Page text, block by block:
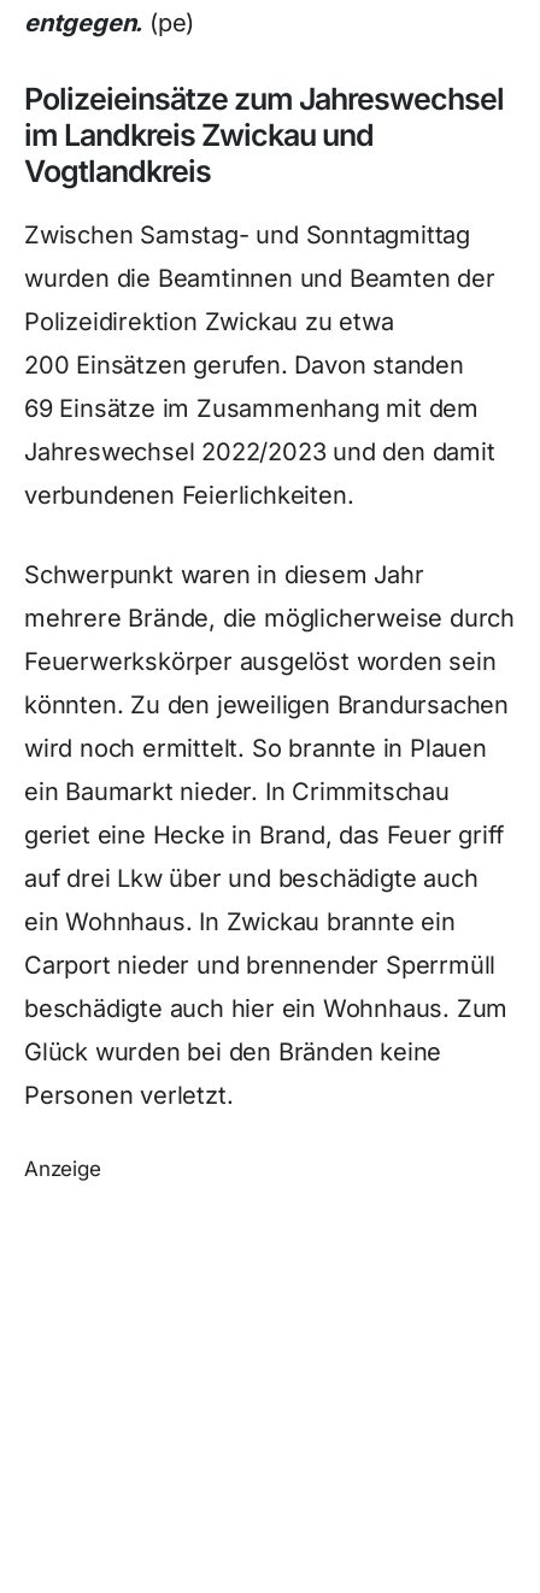
entgegen. (pe)
Polizeieinsätze zum Jahreswechsel
im Landkreis Zwickau und
Vogtlandkreis
Zwischen Samstag- und Sonntagmittag
wurden die Beamtinnen und Beamten der
Polizeidirektion Zwickau zu etwa
200 Einsätzen gerufen. Davon standen
69 Einsätze im Zusammenhang mit dem
Jahreswechsel 2022/2023 und den damit
verbundenen Feierlichkeiten.
Schwerpunkt waren in diesem Jahr
mehrere Brände, die möglicherweise durch
Feuerwerkskörper ausgelöst worden sein
könnten. Zu den jeweiligen Brandursachen
wird noch ermittelt. So brannte in Plauen
ein Baumarkt nieder. In Crimmitschau
geriet eine Hecke in Brand, das Feuer griff
auf drei Lkw über und beschädigte auch
ein Wohnhaus. In Zwickau brannte ein
Carport nieder und brennender Sperrmüll
beschädigte auch hier ein Wohnhaus. Zum
Glück wurden bei den Bränden keine
Personen verletzt.
Anzeige